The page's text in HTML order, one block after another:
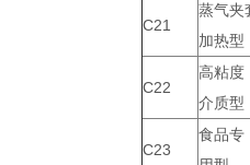
C21
蒸气夹
加热型
C22
高粘度
介质型
C23
食品专